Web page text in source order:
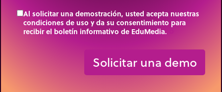
Al solicitar una demostración, usted acepta nuestras
condiciones de uso y da su consentimiento para
recibir el boletín informativo de EduMedia.
Solicitar una demo